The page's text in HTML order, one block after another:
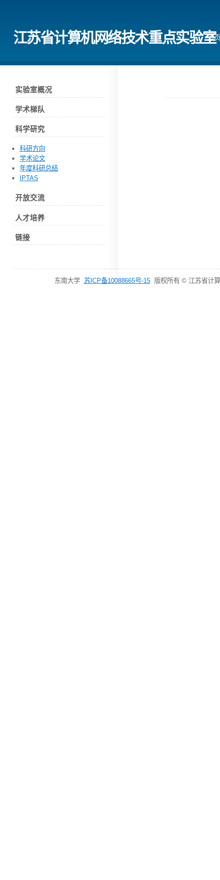
江苏省计算机网络技术重点实验室
首页
实验室概况
学术梯队
科学研究
科研方向
学术论文
年度科研总结
IPTAS
开放交流
人才培养
链接
东南大学 苏ICP备10088665号-15版权所有 © 江苏省计算